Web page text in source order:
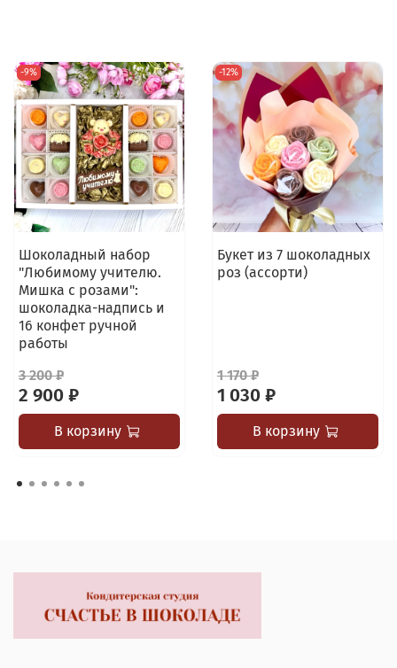
-9%
Шоколадный набор
"Любимому учителю.
Мишка с розами":
шоколадка-надпись и
16 конфет ручной
работы
3 200 ₽
2 900 ₽
В корзину
-12%
Букет из 7 шоколадных
роз (ассорти)
1 170 ₽
1 030 ₽
В корзину